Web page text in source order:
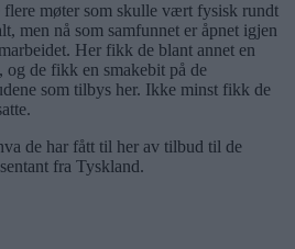
flere møter som skulle vært fysisk rundt
men nå som samfunnet er åpnet igjen
Her fikk de blant annet en
de fikk en smakebit på de
som tilbys her. Ikke minst fikk de
de har fått til her av tilbud til de
fra Tyskland.